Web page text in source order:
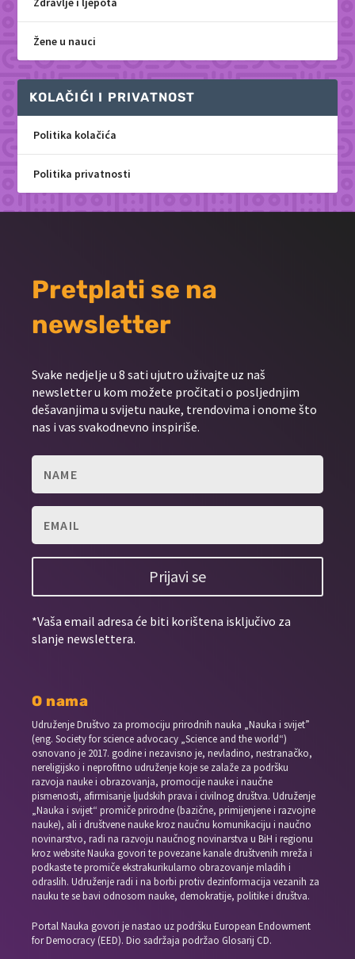
Žene u nauci
KOLAČIĆI I PRIVATNOST
Politika kolačića
Politika privatnosti
Pretplati se na
newsletter
Svake nedjelje u 8 sati ujutro uživajte uz naš
newsletter u kom možete pročitati o posljednjim
dešavanjima u svijetu nauke, trendovima i onome što
nas i vas svakodnevno inspiriše.
Prijavi se
*Vaša email adresa će biti korištena isključivo za
slanje newslettera.
O nama
Udruženje Društvo za promociju prirodnih nauka „Nauka i svijet”
(eng. Society for science advocacy „Science and the world“)
osnovano je 2017. godine i nezavisno je, nevladino, nestranačko,
nereligijsko i neprofitno udruženje koje se zalaže za podršku
razvoja nauke i obrazovanja, promocije nauke i naučne
pismenosti, afirmisanje ljudskih prava i civilnog društva. Udruženje
„Nauka i svijet“ promiče prirodne (bazične, primijenjene i razvojne
nauke), ali i društvene nauke kroz naučnu komunikaciju i naučno
novinarstvo, radi na razvoju naučnog novinarstva u BiH i regionu
kroz website Nauka govori te povezane kanale društvenih mreža i
podkaste te promiče ekstrakurikularno obrazovanje mladih i
odraslih. Udruženje radi i na borbi protiv dezinformacija vezanih za
nauku te se bavi odnosom nauke, demokratije, politike i društva.
Portal Nauka govori je nastao uz podršku European Endowment
for Democracy (EED). Dio sadržaja podržao Glosarij CD.